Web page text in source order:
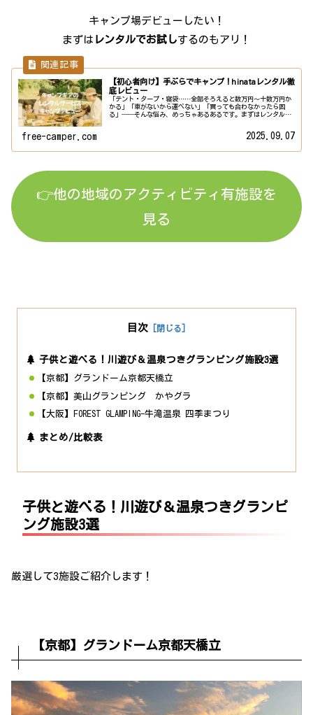
キャンプ場デビューしたい！
まずは レンタルでお試しするのもアリ！
【初心者向け】手ぶらでキャンプ！hinataレンタル徹
底レビュー
「テント・タープ・寝袋……全部そろえると数万円〜十数万円か
かる」「車がないから運べない」「買っても合わなかったら困
る」──そんな悩み、めっちゃあるあるです。まずはレンタル
free-camper.com 2025.09.07
👉他の地域のアクティビティ有施設を
見る
目次
子供と遊べる！川遊び＆温泉つきグランピング施設3選
【京都】グランドーム京都天橋立
【京都】美山グランピング かやグラ
【大阪】FOREST GLAMPING-牛滝温泉 四季まつり
まとめ/比較表
子供と遊べる！川遊び＆温泉つきグランピ
ング施設3選
厳選して3施設ご紹介します！
【京都】グランドーム京都天橋立